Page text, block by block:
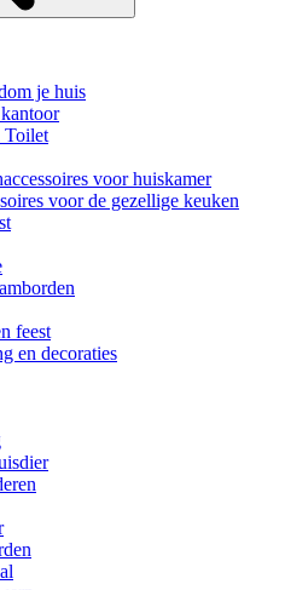
je huis
Toilet
voor huiskamer
voor de gezellige keuken
feest
en decoraties